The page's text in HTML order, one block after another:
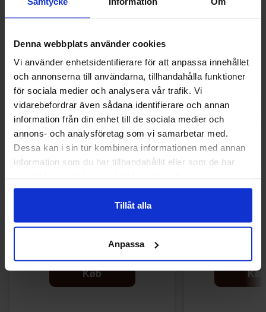
Denna webbplats använder cookies
Vi använder enhetsidentifierare för att anpassa innehållet
och annonserna till användarna, tillhandahålla funktioner
för sociala medier och analysera vår trafik. Vi
vidarebefordrar även sådana identifierare och annan
information från din enhet till de sociala medier och
annons- och analysföretag som vi samarbetar med.
Dessa kan i sin tur kombinera informationen med annan
information som du har tillhandahållit eller som de har
Tillåt alla
Anpassa
Andre kunne lide
M&Ms Honey Roasted Peanut 49g
24.90 kr
Køb
Shades By
Køb